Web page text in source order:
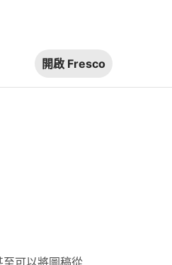
開啟 Fresco
可以將圖稿從